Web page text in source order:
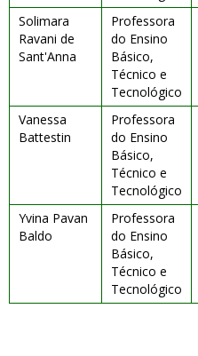
Solimara
Ravani de
Sant'Anna
Professora
do Ensino
Básico,
Técnico e
Tecnológico
Vanessa
Battestin
Professora
do Ensino
Básico,
Técnico e
Tecnológico
Yvina Pavan
Baldo
Professora
do Ensino
Básico,
Técnico e
Tecnológico